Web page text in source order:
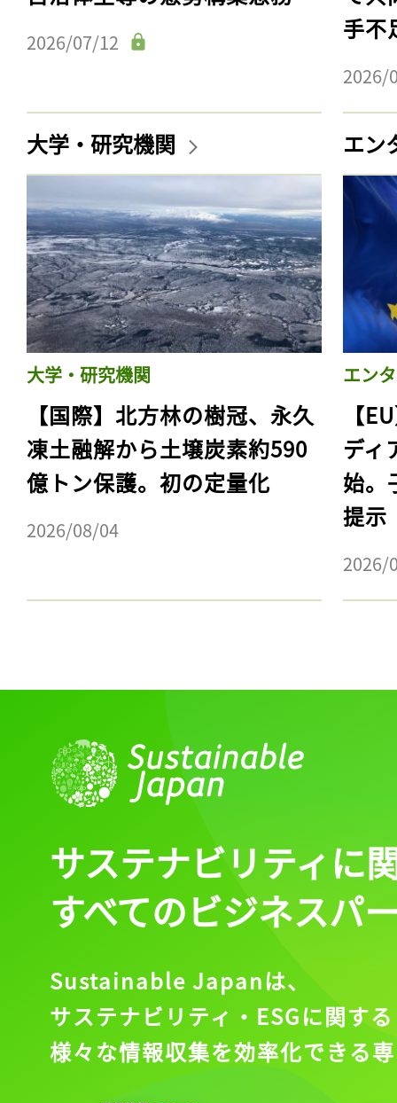
2026/07/12
手不
2026/
大学・研究機関
大学・研究機関
【国際】北方林の樹冠、永久
凍土融解から土壌炭素約590
億トン保護。初の定量化
2026/08/04
エン
エン
【
ディ
始。
提示
2026/
サステナビリティに
すべてのビジネスパ
Sustainable Japanは、
サステナビリティ・ESGに関する
様々な情報収集を効率化できる